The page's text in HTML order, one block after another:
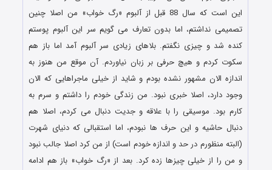
این است که سال 88 قبل از آلبوم «رگ خواب» من اصلا چنین
تصمیمی نداشتم، اما بدون تعارف می گویم سر این آلبوم پوستم
کنده شد و چیزی نگفتم. بلاهای زیادی سر آلبوم آمد اما باز هم
سکوت کردم و هیچ حرفی بر زبان نیاوردم. آن موقع من هنوز به
اندازه الان مشهور نشده بودم و شاید از خیلی ماجراهایی که الان
وجود دارد، اصلا خبری نبود. من زندگی خودم را داشتم و سرم به
کارم بود. موسیقی را با علاقه و جدیت دنبال می کردم، اصلا هم
دنبال حاشیه و این حرف ها نبودم، اما استقبالی که دنیای شهرت
(البته منظورم در حد و اندازه خودم است) از من کرد اصلا جالب نبود
و من را از خیلی چیزها زده کرد. بعد از «رگ خواب» باز هم ادامه